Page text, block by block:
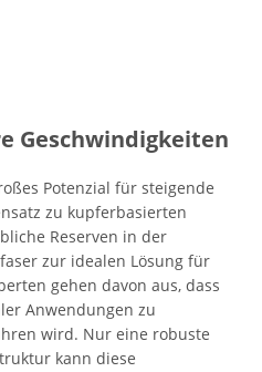
Geschwindigkeiten
Potenzial für steigende
zu kupferbasierten
Reserven in der
zur idealen Lösung für
gehen davon aus, dass
Anwendungen zu
wird. Nur eine robuste
kann diese